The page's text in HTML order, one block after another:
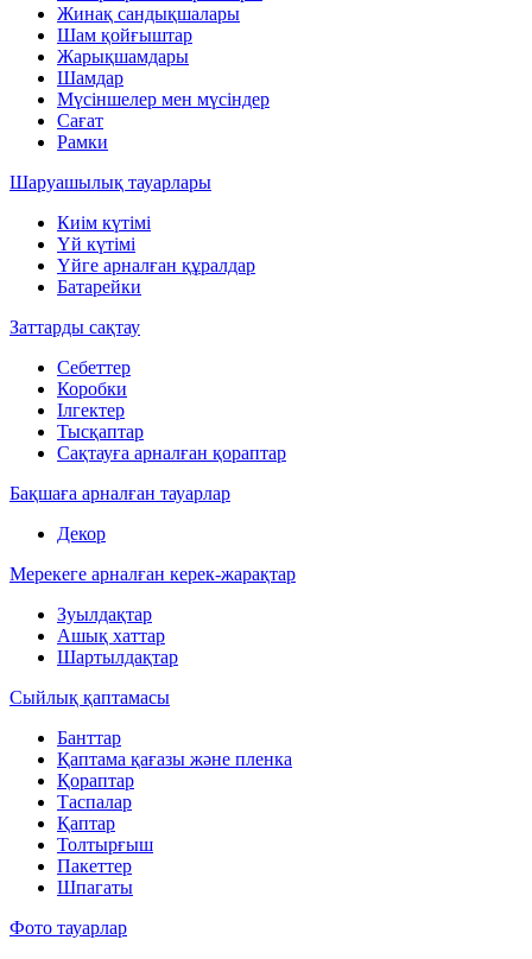
Жинақ сандықшалары
Шам қойғыштар
Жарықшамдары
Шамдар
Мүсіншелер мен мүсіндер
Сағат
Рамки
Шаруашылық тауарлары
Киім күтімі
Үй күтімі
Үйге арналған құралдар
Батарейки
Заттарды сақтау
Себеттер
Коробки
Ілгектер
Тысқаптар
Сақтауға арналған қораптар
Бақшаға арналған тауарлар
Декор
Мерекеге арналған керек-жарақтар
Зуылдақтар
Ашық хаттар
Шартылдақтар
Сыйлық қаптамасы
Банттар
Қаптама қағазы және пленка
Қораптар
Таспалар
Қаптар
Толтырғыш
Пакеттер
Шпагаты
Фото тауарлар